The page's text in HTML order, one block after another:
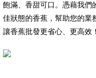
飽滿、香甜可口。憑藉我們
佳狀態的香蕉，幫助您的業
讓香蕉批發更省心、更高效！